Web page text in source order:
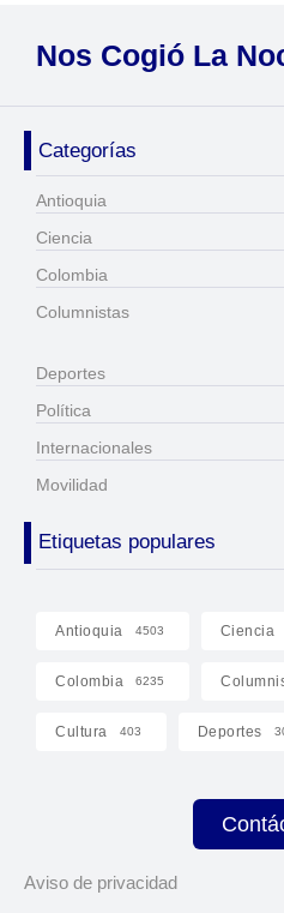
Nos Cogió La
Categorías
Antioquia
Ciencia
Colombia
Columnistas
Deportes
Política
Internacionales
Movilidad
Etiquetas populares
Antioquia 4503 Ciencia
Colombia 6235
Cultura 403 Deportes
Aviso de privacidad